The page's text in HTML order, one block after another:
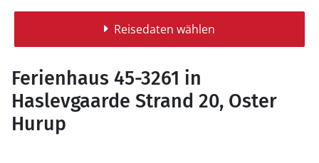
Reisedaten wählen
Ferienhaus 45-3261 in
Haslevgaarde Strand 20, Oster
Hurup